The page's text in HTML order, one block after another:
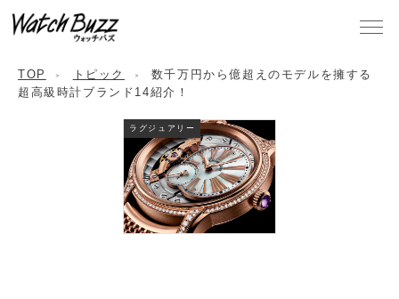
TOP トピック
数千万円から億超えのモデルを擁する
超高級時計ブランド14紹介！
ラグジュアリー